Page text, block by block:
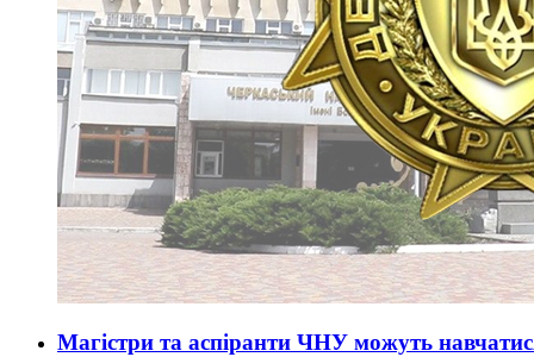
Магістри та аспіранти ЧНУ можуть